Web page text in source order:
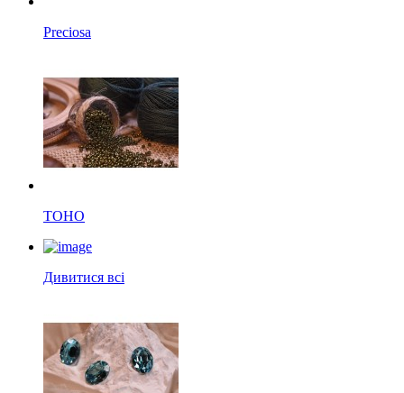
Preciosa
TOHO
Дивитися всі